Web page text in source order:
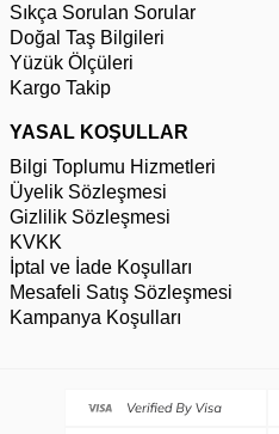
Sıkça Sorulan Sorular
Doğal Taş Bilgileri
Yüzük Ölçüleri
Kargo Takip
YASAL KOŞULLAR
Bilgi Toplumu Hizmetleri
Üyelik Sözleşmesi
Gizlilik Sözleşmesi
KVKK
İptal ve İade Koşulları
Mesafeli Satış Sözleşmesi
Kampanya Koşulları